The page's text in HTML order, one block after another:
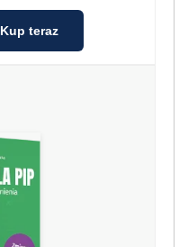
Kup teraz